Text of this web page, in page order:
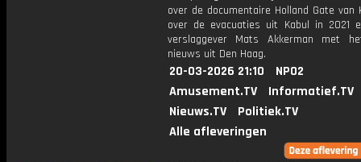
over de documentaire Holland Gate van
over de evacuaties uit Kabul in 2021
verslaggever Mats Akkerman met
nieuws uit Den Haag.
20-03-2026 21:10
NPO2
Amusement.TV
Informatief.TV
Nieuws.TV
Politiek.TV
Alle afleveringen